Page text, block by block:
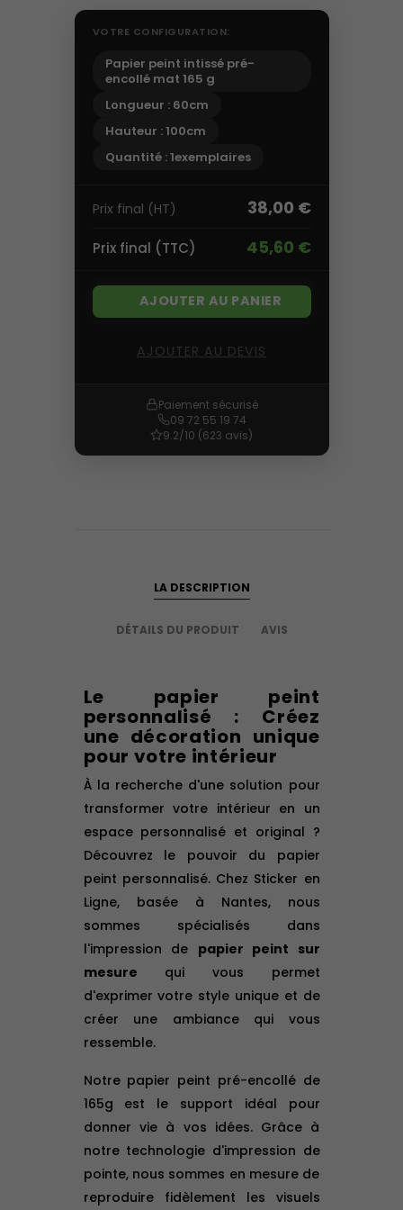
VOTRE CONFIGURATION:
Papier peint intissé pré-
encollé mat 165 g
Longueur : 60cm
Hauteur : 100cm
Quantité : 1exemplaires
Prix final (HT) 38,00 €
Prix final (TTC) 45,60 €
AJOUTER AU PANIER
AJOUTER AU DEVIS
Paiement sécurisé
09 72 55 19 74
9.2/10 (623 avis)
LA DESCRIPTION
DÉTAILS DU PRODUIT AVIS
Le papier peint
personnalisé : Créez
une décoration unique
pour votre intérieur
À la recherche d'une solution pour
transformer votre intérieur en un
espace personnalisé et original ?
Découvrez le pouvoir du papier
peint personnalisé. Chez Sticker en
Ligne, basée à Nantes, nous
sommes spécialisés dans
l'impression de papier peint sur
mesure qui vous permet
d'exprimer votre style unique et de
créer une ambiance qui vous
ressemble.
Notre papier peint pré-encollé de
165g est le support idéal pour
donner vie à vos idées. Grâce à
notre technologie d'impression de
pointe, nous sommes en mesure de
reproduire fidèlement les visuels